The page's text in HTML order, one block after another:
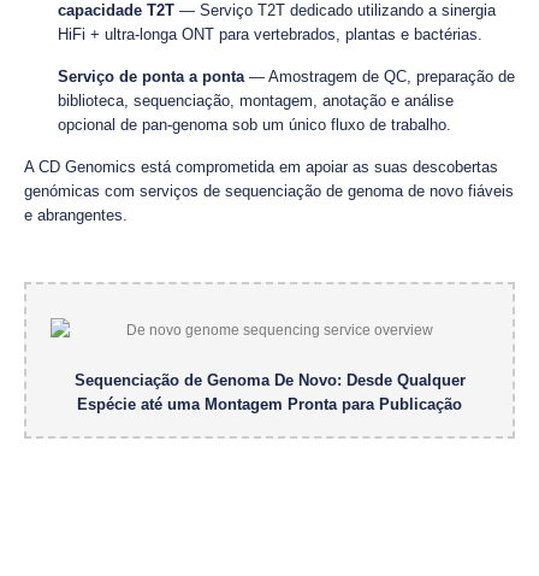
capacidade T2T — Serviço T2T dedicado utilizando a sinergia
HiFi + ultra-longa ONT para vertebrados, plantas e bactérias.
Serviço de ponta a ponta— Amostragem de QC, preparação de
biblioteca, sequenciação, montagem, anotação e análise
opcional de pan-genoma sob um único fluxo de trabalho.
A CD Genomics está comprometida em apoiar as suas descobertas
genómicas com serviços de sequenciação de genoma de novo fiáveis
e abrangentes.
Sequenciação de Genoma De Novo: Desde Qualquer
Espécie até uma Montagem Pronta para Publicação